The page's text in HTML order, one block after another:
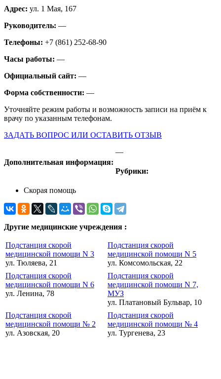
Адрес: ул. 1 Мая, 167
Руководитель: —
Телефоны: +7 (861) 252-68-90
Часы работы: —
Официальный сайт: —
Форма собственности: —
Уточняйте режим работы и возможность записи на приём к
врачу по указанным телефонам.
ЗАДАТЬ ВОПРОС ИЛИ ОСТАВИТЬ ОТЗЫВ
Дополнительная информация:
—
Рубрики:
Скорая помощь
Другие медицинские учреждения :
Подстанция скорой
медицинской помощи N 3
ул. Тюляева, 21
Подстанция скорой
медицинской помощи N 5
ул. Комсомольская, 22
Подстанция скорой
медицинской помощи N 6
ул. Ленина, 78
Подстанция скорой
медицинской помощи N 7,
МУЗ
ул. Платановый Бульвар, 10
Подстанция скорой
медицинской помощи № 2
ул. Азовская, 20
Подстанция скорой
медицинской помощи № 4
ул. Тургенева, 23